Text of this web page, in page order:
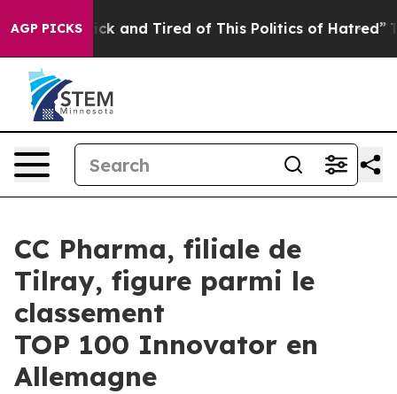
AGP PICKS
Sick and Tired of This Politics of Hatred” The
CC Pharma, filiale de
Tilray, figure parmi le
classement
TOP 100 Innovator en
Allemagne